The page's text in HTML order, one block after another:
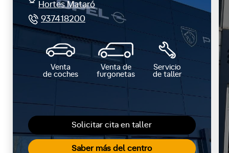
Solicitar cita en taller
Saber más del centro
Hortes Mataró
937418200
Venta
de coches
Venta de
furgonetas
Servicio
de taller